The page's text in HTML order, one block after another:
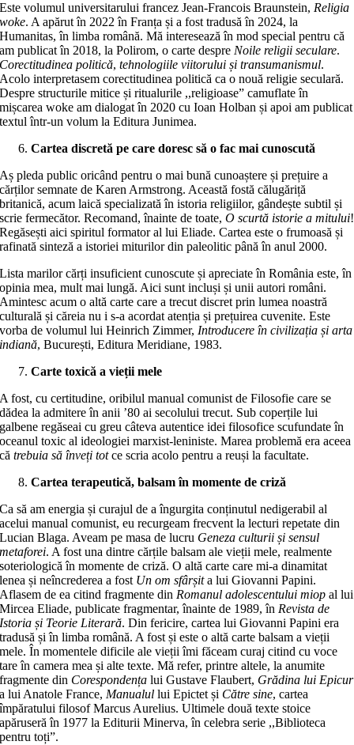
Este volumul universitarului francez Jean-Francois Braunstein,Religia
woke. A apărut în 2022 în Franța și a fost tradusă în 2024, la
Humanitas, în limba română. Mă interesează în mod special pentru că
am publicat în 2018, la Polirom, o carte despreNoile religii seculare.
Corectitudinea politică, tehnologiile viitorului și transumanismul.
Acolo interpretasem corectitudinea politică ca o nouă religie seculară.
Despre structurile mitice și ritualurile ,,religioase” camuflate în
mișcarea woke am dialogat în 2020 cu Ioan Holban și apoi am publicat
textul într-un volum la Editura Junimea.
Cartea discretă pe care doresc să o fac mai cunoscută
Aș pleda public oricând pentru o mai bună cunoaștere și prețuire a
cărților semnate de Karen Armstrong. Această fostă călugăriță
britanică, acum laică specializată în istoria religiilor, gândește subtil și
scrie fermecător. Recomand, înainte de toate,O scurtă istorie a mitului!
Regăsești aici spiritul formator al lui Eliade. Cartea este o frumoasă și
rafinată sinteză a istoriei miturilor din paleolitic până în anul 2000.
Lista marilor cărți insuficient cunoscute și apreciate în România este, în
opinia mea, mult mai lungă. Aici sunt incluși și unii autori români.
Amintesc acum o altă carte care a trecut discret prin lumea noastră
culturală și căreia nu i s-a acordat atenția și prețuirea cuvenite. Este
vorba de volumul lui Heinrich Zimmer,Introducere în civilizația și arta
indiană, București, Editura Meridiane, 1983.
Carte toxică a vieții mele
A fost, cu certitudine, oribilul manual comunist de Filosofie care se
dădea la admitere în anii ’80 ai secolului trecut. Sub coperțile lui
galbene regăseai cu greu câteva autentice idei filosofice scufundate în
oceanul toxic al ideologiei marxist-leniniste. Marea problemă era aceea
cătrebuia să înveți totce scria acolo pentru a reuși la facultate.
Cartea terapeutică, balsam în momente de criză
Ca să am energia și curajul de a îngurgita conținutul nedigerabil al
acelui manual comunist, eu recurgeam frecvent la lecturi repetate din
Lucian Blaga. Aveam pe masa de lucru Geneza culturii și sensul
metaforei. A fost una dintre cărțile balsam ale vieții mele, realmente
soteriologică în momente de criză. O altă carte care mi-a dinamitat
lenea și neîncrederea a fost Un om sfârșita lui Giovanni Papini.
Aflasem de ea citind fragmente dinRomanul adolescentului miop al lui
Mircea Eliade, publicate fragmentar, înainte de 1989, înRevista de
Istoria și Teorie Literară. Din fericire, cartea lui Giovanni Papini era
tradusă și în limba română. A fost și este o altă carte balsam a vieții
mele. În momentele dificile ale vieții îmi făceam curaj citind cu voce
tare în camera mea și alte texte. Mă refer, printre altele, la anumite
fragmente din Corespondența lui Gustave Flaubert, Grădina lui Epicur
a lui Anatole France,Manualul lui Epictet și Către sine, cartea
împăratului filosof Marcus Aurelius. Ultimele două texte stoice
apăruseră în 1977 la Editurii Minerva, în celebra serie ,,Biblioteca
pentru toți”.